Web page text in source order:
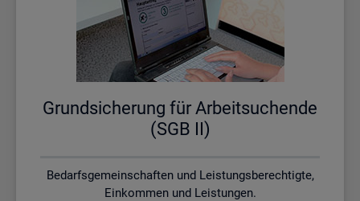
Grund­si­che­rung für Ar­beit­su­chen­de
(SGB II)
Bedarfsgemeinschaften und Leistungsberechtigte,
Einkommen und Leistungen.